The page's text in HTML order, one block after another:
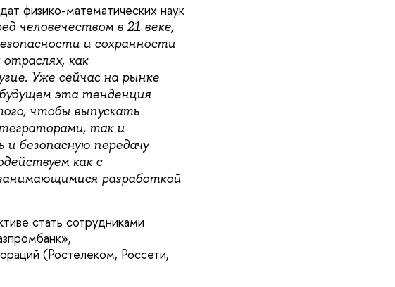
физико-математических наук
человечеством в 21 веке,
и сохранности
как
Уже сейчас на рынке
эта тенденция
чтобы выпускать
так и
безопасную передачу
как с
разработкой
стать сотрудниками
(Ростелеком, Россети,